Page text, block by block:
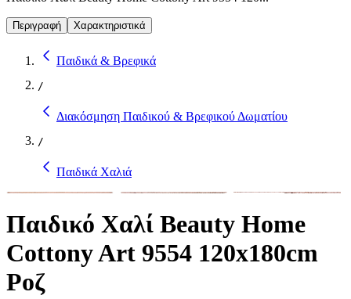
Περιγραφή Χαρακτηριστικά
Παιδικά & Βρεφικά
/
Διακόσμηση Παιδικού & Βρεφικού Δωματίου
/
Παιδικά Χαλιά
Παιδικό Χαλί Beauty Home
Cottony Art 9554 120x180cm
Ροζ